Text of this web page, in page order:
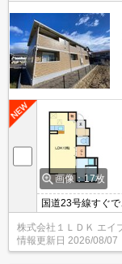
画像：17枚
国道23号線すぐ
設備も◎！
株式会社１ＬＤＫ エイ
情報更新日 2026/08/07